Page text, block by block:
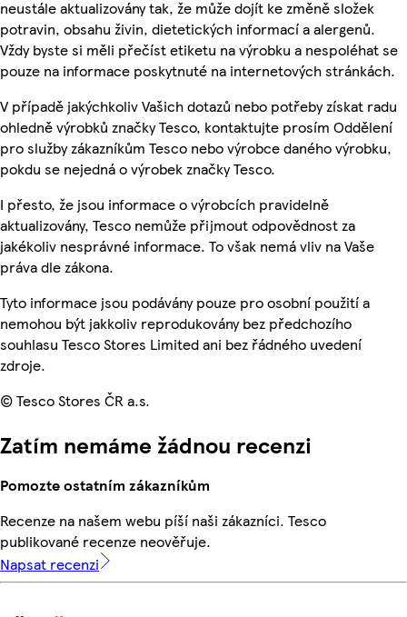
neustále aktualizovány tak, že může dojít ke změně složek
potravin, obsahu živin, dietetických informací a alergenů.
Vždy byste si měli přečíst etiketu na výrobku a nespoléhat se
pouze na informace poskytnuté na internetových stránkách.
V případě jakýchkoliv Vašich dotazů nebo potřeby získat radu
ohledně výrobků značky Tesco, kontaktujte prosím Oddělení
pro služby zákazníkům Tesco nebo výrobce daného výrobku,
pokdu se nejedná o výrobek značky Tesco.
I přesto, že jsou informace o výrobcích pravidelně
aktualizovány, Tesco nemůže přijmout odpovědnost za
jakékoliv nesprávné informace. To však nemá vliv na Vaše
práva dle zákona.
Tyto informace jsou podávány pouze pro osobní použití a
nemohou být jakkoliv reprodukovány bez předchozího
souhlasu Tesco Stores Limited ani bez řádného uvedení
zdroje.
© Tesco Stores ČR a.s.
Zatím nemáme žádnou recenzi
Pomozte ostatním zákazníkům
Recenze na našem webu píší naši zákazníci. Tesco
publikované recenze neověřuje.
Napsat recenzi